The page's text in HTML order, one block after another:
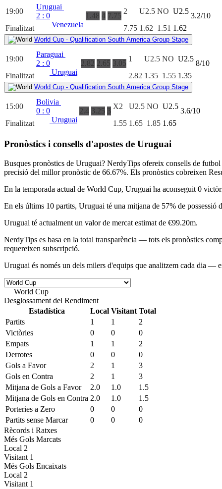
19:00
Finalitzat
Uruguai
2 : 0
Venezuela
1.48 4 7.75
2
7.75
U2.5
1.62
NO
1.51
U2.5
1.62
3.2/10
World Cup - Qualification South America Group Stage
19:00
Finalitzat
Paraguai
2 : 0
Uruguai
2.82 2.65 3.05
1
2.82
U2.5
1.35
NO
1.55
U2.5
1.35
8/10
World Cup - Qualification South America Group Stage
15:00
Finalitzat
Bolivia
0 : 0
Uruguai
2.4 3.25 3
X2
1.55
U2.5
1.65
NO
1.85
U2.5
1.65
3.6/10
Pronòstics i consells d'apostes de Uruguai
Busques pronòstics de Uruguai? NerdyTips ofereix consells de
precisió del millor pronòstic de 66.67%. Els pronòstics cobreixen
En la temporada actual de World Cup, Uruguai ha aconseguit 0
En els últims 10 partits, Uruguai té una mitjana de 57% de possessió
Uruguai té actualment un valor de mercat estimat de €99.20m.
NerdyTips es basa en la total transparència — tots els pronòstics
requereixen subscripció.
Uruguai és només un dels milers d'equips que analitzem cada dia —
World Cup
Desglossament del Rendiment
Estadística
Local Visitant Total
Partits
1 1
2
Victòries
0 0
0
Empats
1 1
2
Derrotes
0 0
0
Gols a Favor
2 1
3
Gols en Contra
2 1
3
Mitjana de Gols a Favor
2.0 1.0
1.5
Mitjana de Gols en Contra 2.0 1.0
1.5
Porteries a Zero
0 0
0
Partits sense Marcar
0 0
0
Rècords i Ratxes
Més Gols Marcats
Local 2
Visitant 1
Més Gols Encaixats
Local 2
Visitant 1